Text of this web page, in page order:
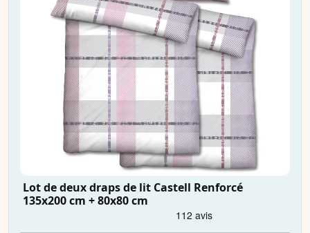
Lot de deux draps de lit Castell Renforcé
135x200 cm + 80x80 cm